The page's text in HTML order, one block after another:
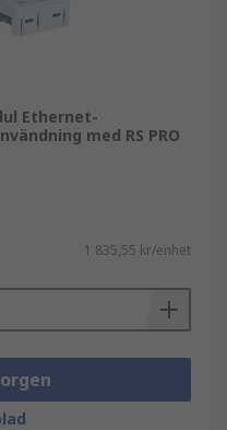
Ethernet-
med RS PRO
1 835,55 kr/enhet